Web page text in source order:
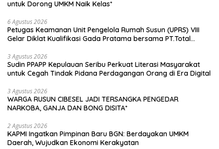
untuk Dorong UMKM Naik Kelas*
6 Agustus 2026
Petugas Keamanan Unit Pengelola Rumah Susun (UPRS) VIII
Gelar Diklat Kualifikasi Gada Pratama bersama PT.Total
Jaya*
3 Agustus 2026
Sudin PPAPP Kepulauan Seribu Perkuat Literasi Masyarakat
untuk Cegah Tindak Pidana Perdagangan Orang di Era Digital
3 Agustus 2026
WARGA RUSUN CIBESEL JADI TERSANGKA PENGEDAR
NARKOBA, GANJA DAN BONG DISITA*
2 Agustus 2026
KAPMI Ingatkan Pimpinan Baru BGN: Berdayakan UMKM
Daerah, Wujudkan Ekonomi Kerakyatan